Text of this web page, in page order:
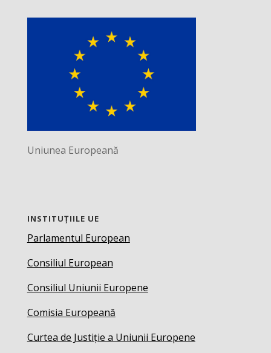
Uniunea Europeană
INSTITUȚIILE UE
Parlamentul European
Consiliul European
Consiliul Uniunii Europene
Comisia Europeană
Curtea de Justiție a Uniunii Europene